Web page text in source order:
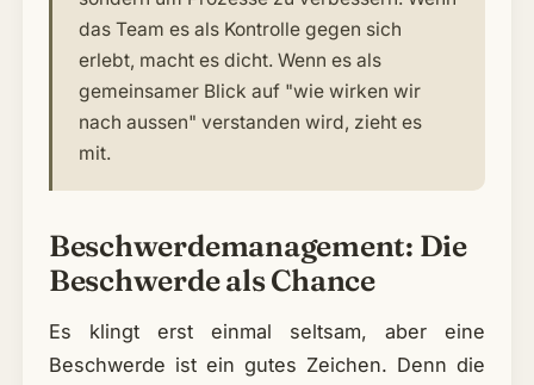
das Team es als Kontrolle gegen sich
erlebt, macht es dicht. Wenn es als
gemeinsamer Blick auf "wie wirken wir
nach aussen" verstanden wird, zieht es
mit.
Beschwerdemanagement: Die
Beschwerde als Chance
Es klingt erst einmal seltsam, aber eine
Beschwerde ist ein gutes Zeichen. Denn die